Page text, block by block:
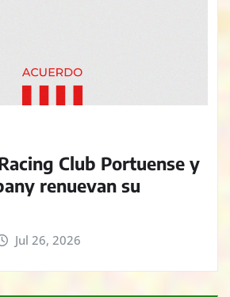
Club Portuense y
renuevan su
Jul 26, 2026